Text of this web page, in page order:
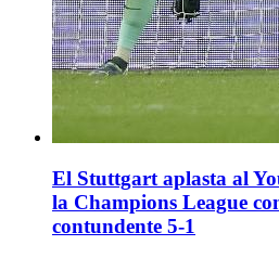
El Stuttgart aplasta al
la Champions League
contundente 5-1